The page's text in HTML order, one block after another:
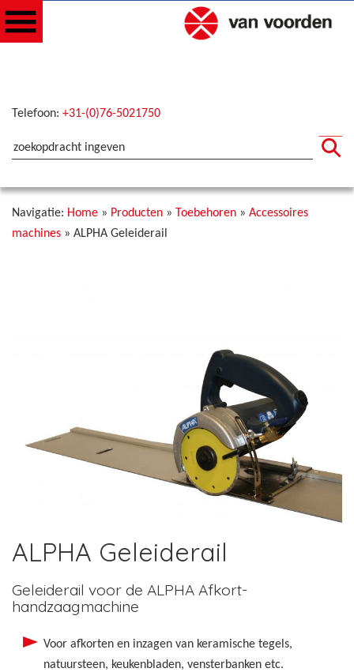
Telefoon: +31-(0)76-5021750
Navigatie: Home » Producten » Toebehoren » Accessoires
machines » ALPHA Geleiderail
ALPHA Geleiderail
Geleiderail voor de ALPHA Afkort-
handzaagmachine
Voor afkorten en inzagen van keramische tegels,
natuursteen, keukenbladen, vensterbanken etc.